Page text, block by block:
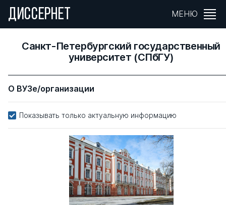
ДИССЕРНЕТ МЕНЮ
Санкт-Петербургский государственный
университет (СПбГУ)
О ВУЗе/организации
Показывать только актуальную информацию